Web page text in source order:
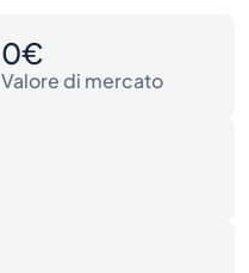
0€
Valore di mercato